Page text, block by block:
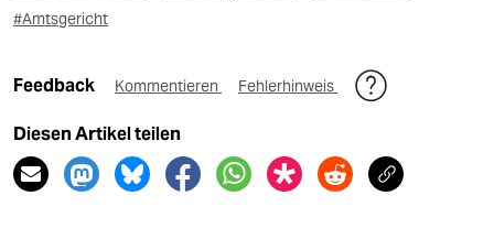
#Amtsgericht
Feedback Kommentieren Fehlerhinweis
Diesen Artikel teilen